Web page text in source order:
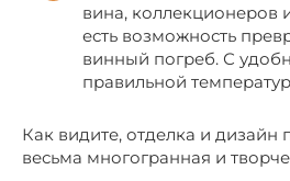
вина, коллекционеров
есть возможность
винный погреб. С
правильной
Как видите, отделка и дизайн
весьма многогранная и